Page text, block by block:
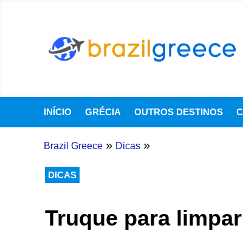
INÍCIO GRÉCIA OUTROS DESTINOS
Brazil Greece » Dicas »
DICAS
Truque para